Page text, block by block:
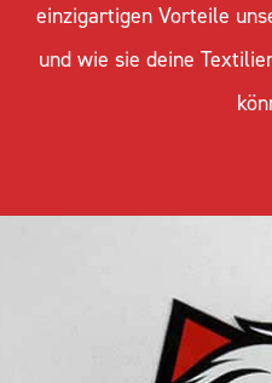
einzigartigen Vorteile
und wie sie deine